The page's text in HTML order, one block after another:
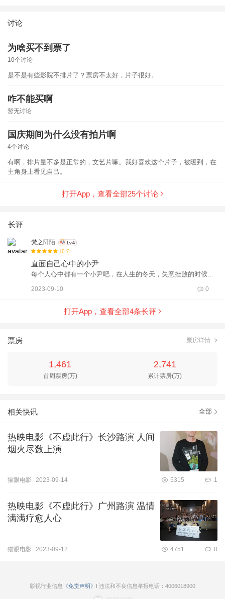
但他写悼文，写的那些故事里的死去的主角，不都是普
通人吗？他明明，写的很成功啊。他渐渐意识到，普通
彩。选择下一秒活着，做自己喜欢的事，就有意义，选
讨论
为啥买不到票了
10个讨论
是不是有些影院不排片了？票房不太好，片子很好。
咋不能买啊
暂无讨论
国庆期间为什么没有拍片啊
4个讨论
有啊，排片量不多是正常的，文艺片嘛。我好喜欢这个片子，被暖到，在
主角身上看见自己。
打开App，查看全部25个讨论
长评
梵之阡陌
10 分
直面自己心中的小尹
每个人心中都有一个小尹吧，在人生的冬天，失意挫败的时候穿
最普通的自己也可以是主角，重新活过来，继续当自己人生主
而又挫败，本以为色调压抑昏暗而毫无波澜，看似是负能量的电
刻意的煽情，但在看到闻善打电话给妈妈问有没有樟木条那一段
的时候，竟然还是绷不住了，每个成年人都有困顿窘迫挣扎，压
中的自己也许什么都没有。 很喜欢电影里面的那句话“在不幸与
活着变得如此强烈”。其实医院和殡葬馆一样充满了众生百态和生
离死别，面对生死有困惑有迷茫，每天身处其中，每个人在生死
面前都很普通却又不普通，再不一样的人时间久了也会很普通，
如何接纳自己的平凡和人生的不如意，就像坦然面对生死一样直
2023-09-10 0
打开App，查看全部4条长评
票房 票房详情
1,461
首周票房(万)
2,741
累计票房(万)
相关快讯 全部
热映电影《不虚此行》长沙路演 人间
烟火尽数上演
猫眼电影 2023-09-14 5315 1
热映电影《不虚此行》广州路演 温情
满满疗愈人心
猫眼电影 2023-09-12 4751 0
影视行业信息 《免责声明》 I 违法和不良信息举报电话：4006018900